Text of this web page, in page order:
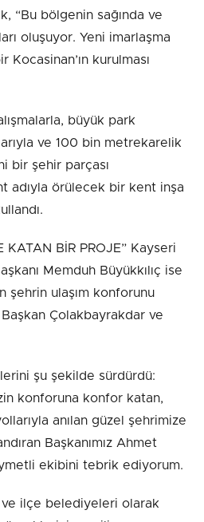
“Bu bölgenin sağında ve
oluşuyor. Yeni imarlaşma
Kocasinan’ın kurulması
büyük park
ve 100 bin metrekarelik
bir şehir parçası
adıyla örülecek bir kent inşa
KATAN BİR PROJE” Kayseri
Memduh Büyükkılıç ise
şehrin ulaşım konforunu
Başkan Çolakbayrakdar ve
şu şekilde sürdürdü:
konforuna konfor katan,
anılan güzel şehrimize
Başkanımız Ahmet
ekibini tebrik ediyorum.
ilçe belediyeleri olarak